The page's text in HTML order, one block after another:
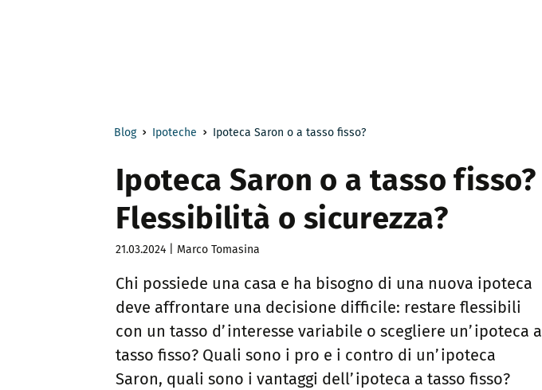
Blog Ipoteche Ipoteca Saron o a tasso fisso?
Ipoteca Saron o a tasso fisso?
Flessibilità o sicurezza?
21.03.2024 | Marco Tomasina
Chi possiede una casa e ha bisogno di una nuova ipoteca
deve affrontare una decisione difficile: restare flessibili
con un tasso d’interesse variabile o scegliere un’ipoteca a
tasso fisso? Quali sono i pro e i contro di un’ipoteca
Saron, quali sono i vantaggi dell’ipoteca a tasso fisso?